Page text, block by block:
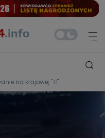
na krajowej "11"